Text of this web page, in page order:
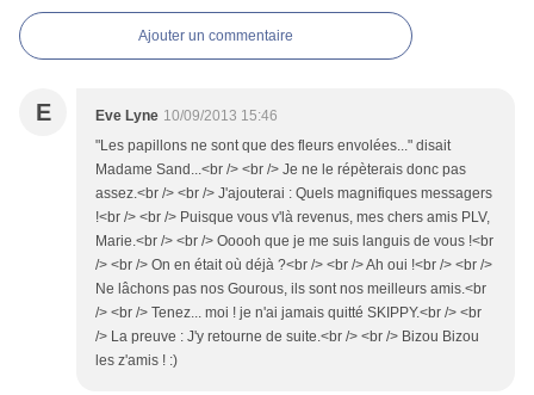
Ajouter un commentaire
E Eve Lyne 10/09/2013 15:46
"Les papillons ne sont que des fleurs envolées..." disait
Madame Sand...<br /> <br /> Je ne le répèterais donc pas
assez.<br /> <br /> J'ajouterai : Quels magnifiques messagers
!<br /> <br /> Puisque vous v'là revenus, mes chers amis PLV,
Marie.<br /> <br /> Ooooh que je me suis languis de vous !<br
/> <br /> On en était où déjà ?<br /> <br /> Ah oui !<br /> <br />
Ne lâchons pas nos Gourous, ils sont nos meilleurs amis.<br
/> <br /> Tenez... moi ! je n'ai jamais quitté SKIPPY.<br /> <br
/> La preuve : J'y retourne de suite.<br /> <br /> Bizou Bizou
les z'amis ! :)